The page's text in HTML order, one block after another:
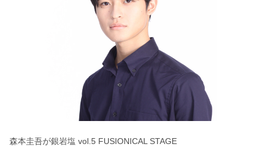
森本圭吾が銀岩塩 vol.5 FUSIONICAL STAGE